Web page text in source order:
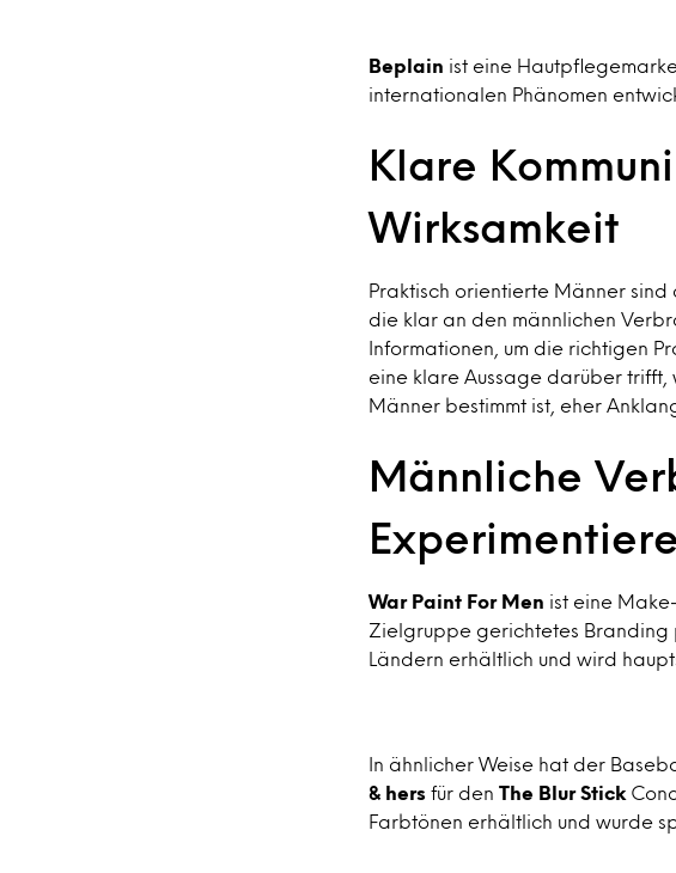
Beplain ist eine
internationalen Phänomen
Klare
Wirksamkeit
Praktisch orientierte Männer sind
die klar an den männlichen
Informationen, um die richtigen
eine klare Aussage darüber trifft,
Männer bestimmt ist, eher
Männliche
War Paint For Men ist eine
Zielgruppe gerichtetes Branding
Ländern erhältlich und wird
In ähnlicher Weise hat der
& hers für den The Blur Stick
Farbtönen erhältlich und wurde